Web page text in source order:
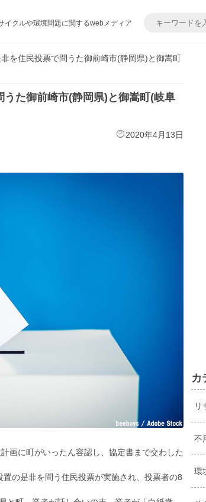
イクルや環境問題に関するwebメディア
を住民投票で問うた御前崎市(静岡県)と御嵩町
た御前崎市(静岡県)と御嵩町(岐阜
2020年4月13日
画に町がいったん容認し、協定書まで交わした
の是非を問う住民投票が実施され、投票者の8
カ
リ
不
環